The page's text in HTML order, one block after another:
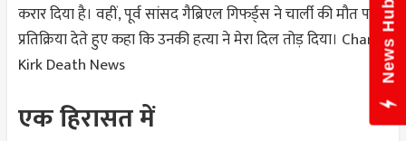
करार दिया है। वहीं, पूर्व सांसद गैब्रिएल गिफर्ड्स ने चार्ली की मौत पर
प्रतिक्रिया देते हुए कहा कि उनकी हत्या ने मेरा दिल तोड़ दिया। Charlie
Kirk Death News
एक हिरासत में
News Hub